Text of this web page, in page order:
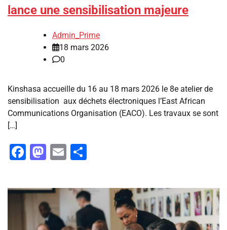
lance une sensibilisation majeure
Admin_Prime
18 mars 2026
0
Kinshasa accueille du 16 au 18 mars 2026 le 8e atelier de
sensibilisation aux déchets électroniques l’East African
Communications Organisation (EACO). Les travaux se sont
[…]
Facebook
Mastodon
Email